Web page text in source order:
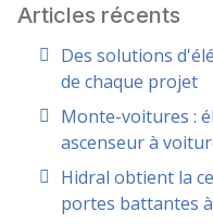
Articles récents
Des solutions
de chaque projet
Monte-voitures :
ascenseur à
Hidral obtient la
portes battantes